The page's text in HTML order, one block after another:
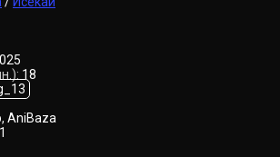
18
AniBaza
1